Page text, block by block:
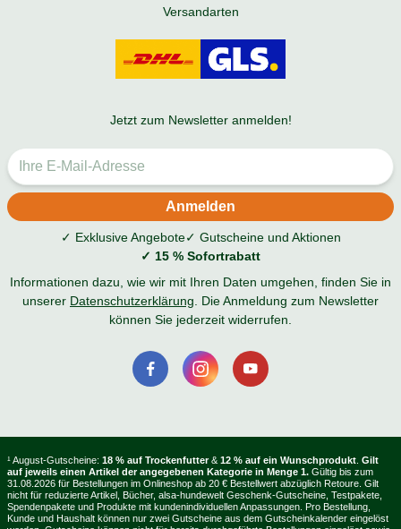
Versandarten
Jetzt zum Newsletter anmelden!
✓ Exklusive Angebote✓ Gutscheine und Aktionen
✓ 15 % Sofortrabatt
Informationen dazu, wie wir mit Ihren Daten umgehen, finden Sie in
unserer Datenschutzerklärung . Die Anmeldung zum Newsletter
können Sie jederzeit widerrufen.
¹ August-Gutscheine: 18 % auf Trockenfutter & 12 % auf ein Wunschprodukt Gilt
auf jeweils einen Artikel der angegebenen Kategorie in Menge 1. Gültig bis zum
31.08.2026 für Bestellungen im Onlineshop ab 20 € Bestellwert abzüglich Retoure. Gilt
nicht für reduzierte Artikel, Bücher, alsa-hundewelt Geschenk-Gutscheine, Testpakete,
Spendenpakete und Produkte mit kundenindividuellen Anpassungen. Pro Bestellung,
Kunde und Haushalt können nur zwei Gutscheine aus dem Gutscheinkalender eingelöst